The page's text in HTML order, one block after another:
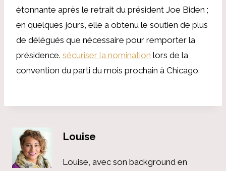
étonnante après le retrait du président Joe Biden ;
en quelques jours, elle a obtenu le soutien de plus
de délégués que nécessaire pour remporter la
présidence. sécuriser la nomination lors de la
convention du parti du mois prochain à Chicago.
Louise
Louise, avec son background en